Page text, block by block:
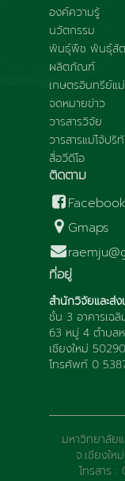
องค์ความรู้
นวัตกรรม
พันธุ์พืช พันธุ์สั
ผลิตภัณฑ์
เกษตรอินทรีย์แ
จดหมายข่าว
วารสารวิจัย
วารสารแม่โจ้ปริ
สื่อวีดีโอ
ติดตาม
Facebook
Gmaps
ที่อยู่
สำนักวิจัยและส่ง
ชั้น 3 อาคารเฉ
63 หมู่ 4 ตำบล
เชียงใหม่ 50290
โทรศัพท์ 0
มหาวิทยาลัย
จ.เชียงใ
โทรสาร